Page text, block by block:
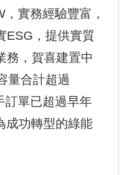
實務經驗豐富，
ESG，提供實質
務，賀喜建置中
量合計超過
訂單已超過早年
成功轉型的綠能